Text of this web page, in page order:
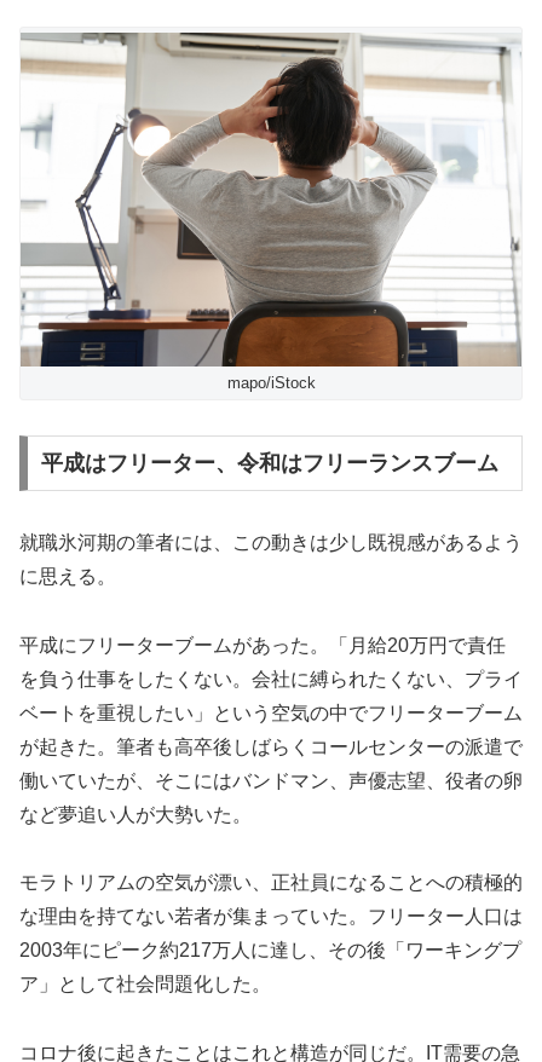
mapo/iStock
平成はフリーター、令和はフリーランスブーム
就職氷河期の筆者には、この動きは少し既視感があるよう
に思える。
平成にフリーターブームがあった。「月給20万円で責任
を負う仕事をしたくない。会社に縛られたくない、プライ
ベートを重視したい」という空気の中でフリーターブーム
が起きた。筆者も高卒後しばらくコールセンターの派遣で
働いていたが、そこにはバンドマン、声優志望、役者の卵
など夢追い人が大勢いた。
モラトリアムの空気が漂い、正社員になることへの積極的
な理由を持てない若者が集まっていた。フリーター人口は
2003年にピーク約217万人に達し、その後「ワーキングプ
ア」として社会問題化した。
コロナ後に起きたことはこれと構造が同じだ。IT需要の急